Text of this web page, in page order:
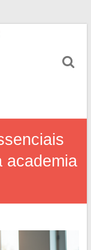
academia